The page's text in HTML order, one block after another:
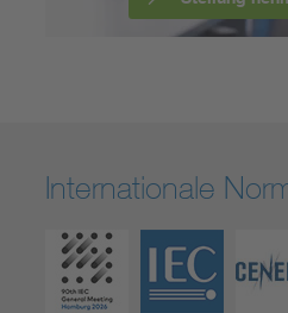
Internationale